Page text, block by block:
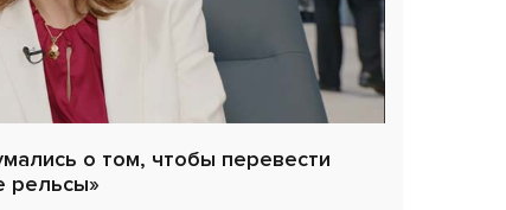
о том, чтобы перевести
рельсы»